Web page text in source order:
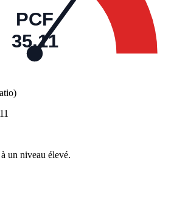
PCF
35,11
un niveau élevé.